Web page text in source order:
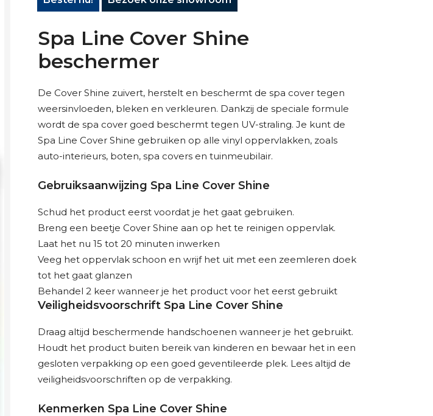
Spa Line Cover Shine
beschermer
De Cover Shine zuivert, herstelt en beschermt de spa cover tegen
weersinvloeden, bleken en verkleuren. Dankzij de speciale formule
wordt de spa cover goed beschermt tegen UV-straling. Je kunt de
Spa Line Cover Shine gebruiken op alle vinyl oppervlakken, zoals
auto-interieurs, boten, spa covers en tuinmeubilair.
Gebruiksaanwijzing Spa Line Cover Shine
Schud het product eerst voordat je het gaat gebruiken.
Breng een beetje Cover Shine aan op het te reinigen oppervlak.
Laat het nu 15 tot 20 minuten inwerken
Veeg het oppervlak schoon en wrijf het uit met een zeemleren doek
tot het gaat glanzen
Behandel 2 keer wanneer je het product voor het eerst gebruikt
Veiligheidsvoorschrift Spa Line Cover Shine
Draag altijd beschermende handschoenen wanneer je het gebruikt.
Houdt het product buiten bereik van kinderen en bewaar het in een
gesloten verpakking op een goed geventileerde plek. Lees altijd de
veiligheidsvoorschriften op de verpakking.
Kenmerken Spa Line Cover Shine